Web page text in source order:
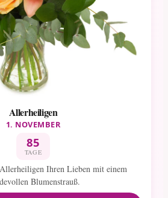
Allerheiligen
1. NOVEMBER
85
TAGE
Ihren Lieben mit einem
Blumenstrauß.